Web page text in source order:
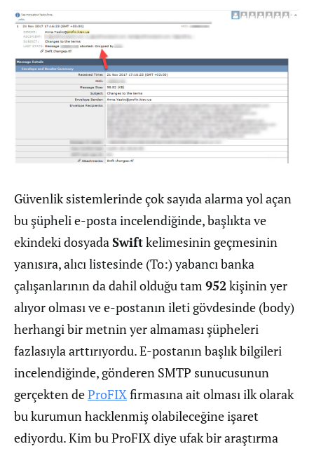
Güvenlik sistemlerinde çok sayıda alarma yol açan
bu şüpheli e-posta incelendiğinde, başlıkta ve
ekindeki dosyadaSwiftkelimesinin geçmesinin
yanısıra, alıcı listesinde (To:) yabancı banka
çalışanlarının da dahil olduğu tam 952 kişinin yer
alıyor olması ve e-postanın ileti gövdesinde (body)
herhangi bir metnin yer almaması şüpheleri
fazlasıyla arttırıyordu. E-postanın başlık bilgileri
incelendiğinde, gönderen SMTP sunucusunun
gerçekten deProFIXfirmasına ait olması ilk olarak
bu kurumun hacklenmiş olabileceğine işaret
ediyordu. Kim bu ProFIX diye ufak bir araştırma